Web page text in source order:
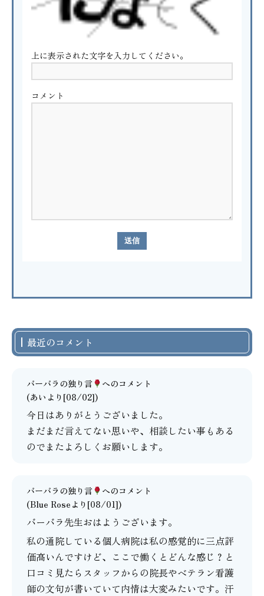
上に表示された文字を入力してください。
コメント
最近のコメント
バーバラの独り言
へのコメント
(あいより[08/02])
今日はありがとうございました。
まだまだ言えてない思いや、相談したい事もある
のでまたよろしくお願いします。
バーバラの独り言
へのコメント
(Blue Roseより[08/01])
バーバラ先生おはようございます。
私の通院している個人病院は私の感覚的に三点評
価高いんですけど、ここで働くとどんな感じ？と
口コミ見たらスタッフからの院長やベテラン看護
師の文句が書いていて内情は大変みたいです。汗